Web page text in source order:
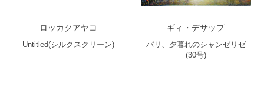
ロッカクアヤコ
Untitled(シルクスクリーン)
ギィ・デサップ
パリ、夕暮れのシャンゼリゼ
(30号)